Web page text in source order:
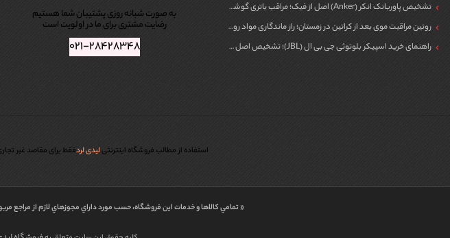
تشخیص پاوربانک انکر (Anker) اصل از فیک؛ مراقب باتری گوشی خود باشید!
روتین مراقبت موی بعد از کراتین در زمستان؛ راز ماندگاری مواد روی مو
راهنمای خرید اسپیکر بلوتوثی جی بی ال (JBL)؛ تشخیص اصل از فیک برای مهمونی
به صورت شبانه روزی پشتیبان شما هستیم
رضایت مشتری برای ما در اولویت است
۰۲۱-۲۸۴۲۸۳۴۸
استفاده از مطالب فروشگاه اینترنتیلیدی لردفقط برای مقاصد غیر
« تمامي كالاها و خدمات اين فروشگاه، حسب مورد داراي مجوزهاي لازم از مراجع